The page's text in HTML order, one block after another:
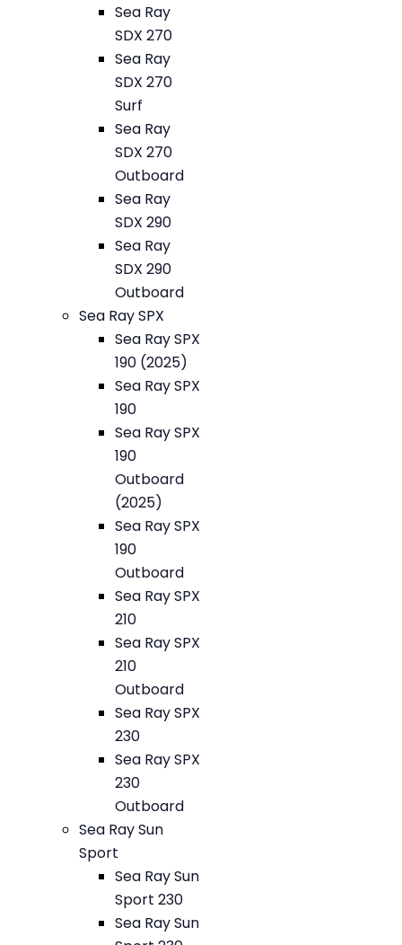
Sea Ray
SDX 270
Sea Ray
SDX 270
Surf
Sea Ray
SDX 270
Outboard
Sea Ray
SDX 290
Sea Ray
SDX 290
Outboard
Sea Ray SPX
Sea Ray SPX
190 (2025)
Sea Ray SPX
190
Sea Ray SPX
190
Outboard
(2025)
Sea Ray SPX
190
Outboard
Sea Ray SPX
210
Sea Ray SPX
210
Outboard
Sea Ray SPX
230
Sea Ray SPX
230
Outboard
Sea Ray Sun
Sport
Sea Ray Sun
Sport 230
Sea Ray Sun